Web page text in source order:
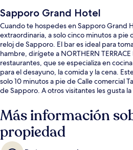
Sapporo Grand Hotel
Cuando te hospedes en Sapporo Grand
extraordinaria, a solo cinco minutos a
reloj de Sapporo. El bar es ideal para
hambre, dirígete a NORTHERN
restaurantes, que se especializa en
para el desayuno, la comida y la cena.
solo 10 minutos a pie de Calle comercial
de Sapporo. A otros visitantes les gusta
de transporte público: Parada de tranvía
minutos y Parada de tranvía Tanuki Koji
Más información
propiedad